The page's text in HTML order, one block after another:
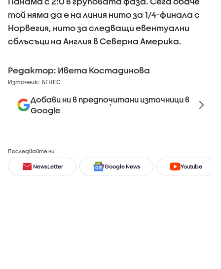
той няма да е на линия нито за 1/4-финала с
Норвегия, нито за следващи евентуални
сблъсъци на Англия в Северна Америка.
Редактор: Ивета Костадинова
Източник: БГНЕС
Добави ни в предпочитани източници в
Google
Последвайте ни
NewsLetter Google News Youtube